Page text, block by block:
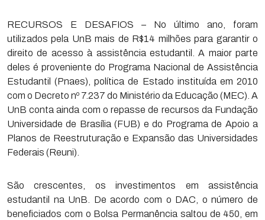
RECURSOS E DESAFIOS – No último ano, foram
utilizados pela UnB mais de R$14 milhões para garantir o
direito de acesso à assistência estudantil. A maior parte
deles é proveniente do Programa Nacional de Assistência
Estudantil (Pnaes), política de Estado instituída em 2010
com o Decreto nº 7.237 do Ministério da Educação (MEC). A
UnB conta ainda com o repasse de recursos da Fundação
Universidade de Brasília (FUB) e do Programa de Apoio a
Planos de Reestruturação e Expansão das Universidades
Federais (Reuni).
São crescentes, os investimentos em assistência
estudantil na UnB. De acordo com o DAC, o número de
beneficiados com o Bolsa Permanência saltou de 450, em